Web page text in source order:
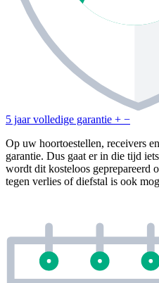
5 jaar volledige garantie + −
Op uw hoortoestellen, receivers
garantie. Dus gaat er in die tijd
wordt dit kosteloos geprepareerd
tegen verlies of diefstal is ook